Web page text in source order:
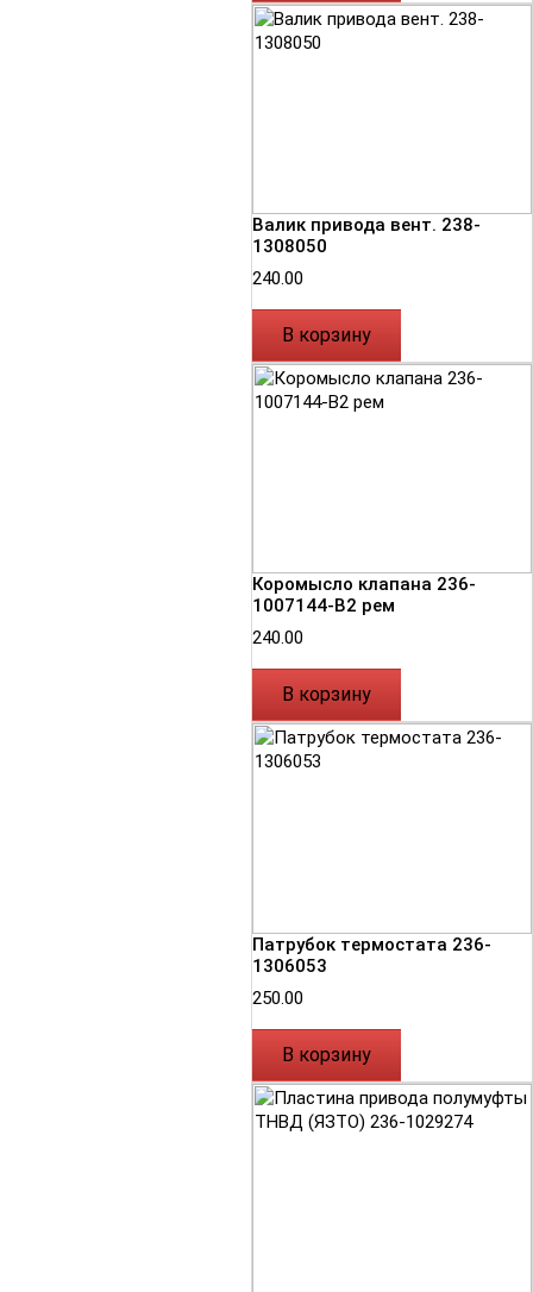
Валик привода вент. 238-
1308050
240.00
В корзину
Коромысло клапана 236-
1007144-В2 рем
240.00
В корзину
Патрубок термостата 236-
1306053
250.00
В корзину